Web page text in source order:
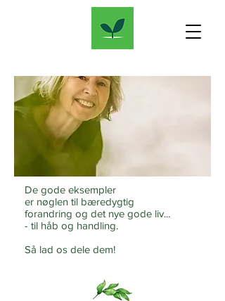
De gode eksempler
er nøglen til bæredygtig
forandring og det nye gode liv...
- til håb og handling.
Så lad os dele dem!